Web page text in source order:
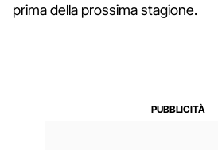
prima della prossima stagione.